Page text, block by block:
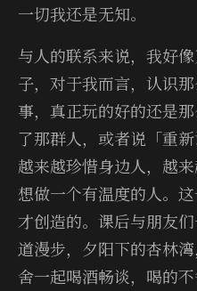
一切我还是无知。
与人的联系来说，我好
子，对于我而言，认识
事，真正玩的好的还是
了那群人，或者说「重
越来越珍惜身边人，越
想做一个有温度的人。
才创造的。课后与朋友
道漫步，夕阳下的杏林
舍一起喝酒畅谈，喝的